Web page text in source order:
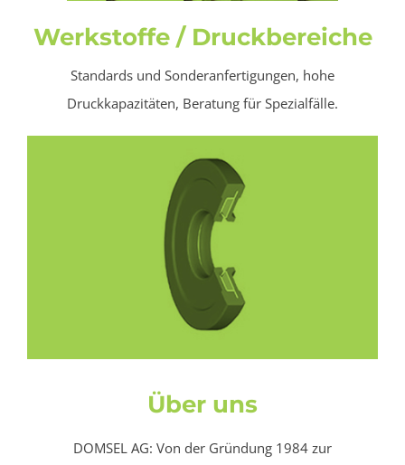
Werkstoffe / Druckbereiche
Standards und Sonderanfertigungen, hohe
Druckkapazitäten, Beratung für Spezialfälle.
Über uns
DOMSEL AG: Von der Gründung 1984 zur